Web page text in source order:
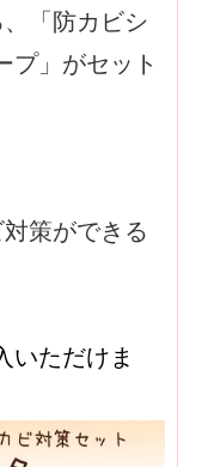
「防カビシ
プ」がセット
策ができる
いただけま